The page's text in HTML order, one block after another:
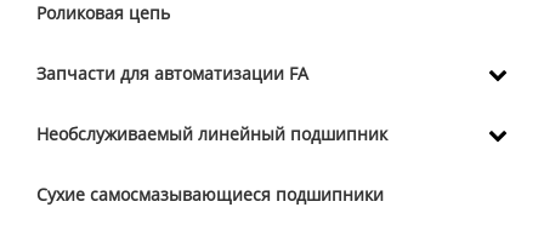
Роликовая цепь
Запчасти для автоматизации FA
Необслуживаемый линейный подшипник
Сухие самосмазывающиеся подшипники